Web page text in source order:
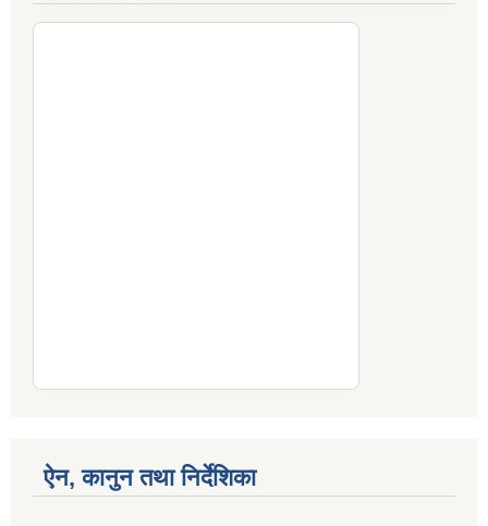
ऐन, कानुन तथा निर्देशिका